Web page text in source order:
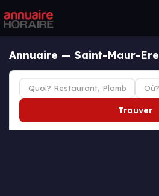
Annuaire — Saint-Maur-Ere
Trouver